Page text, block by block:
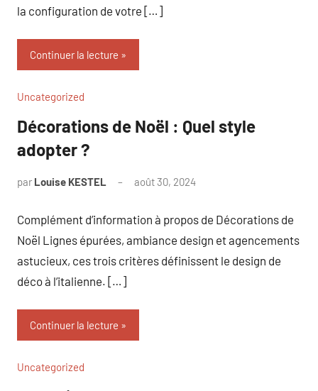
la configuration de votre […]
Continuer la lecture
Uncategorized
Décorations de Noël : Quel style
adopter ?
par Louise KESTEL août 30, 2024
Complément d’information à propos de Décorations de
Noël Lignes épurées, ambiance design et agencements
astucieux, ces trois critères définissent le design de
déco à l’italienne. […]
Continuer la lecture
Uncategorized